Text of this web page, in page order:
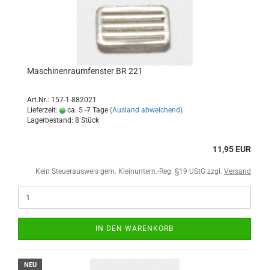
Maschinenraumfenster BR 221
Art.Nr.: 157-1-882021
Lieferzeit:
ca. 5 -7 Tage (Ausland abweichend)
Lagerbestand: 8 Stück
11,95 EUR
Kein Steuerausweis gem. Kleinuntern.-Reg. §19 UStG zzgl. Versand
IN DEN WARENKORB
NEU